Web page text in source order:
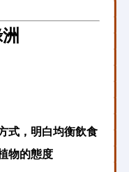
式，明白均衡飲食
物的態度